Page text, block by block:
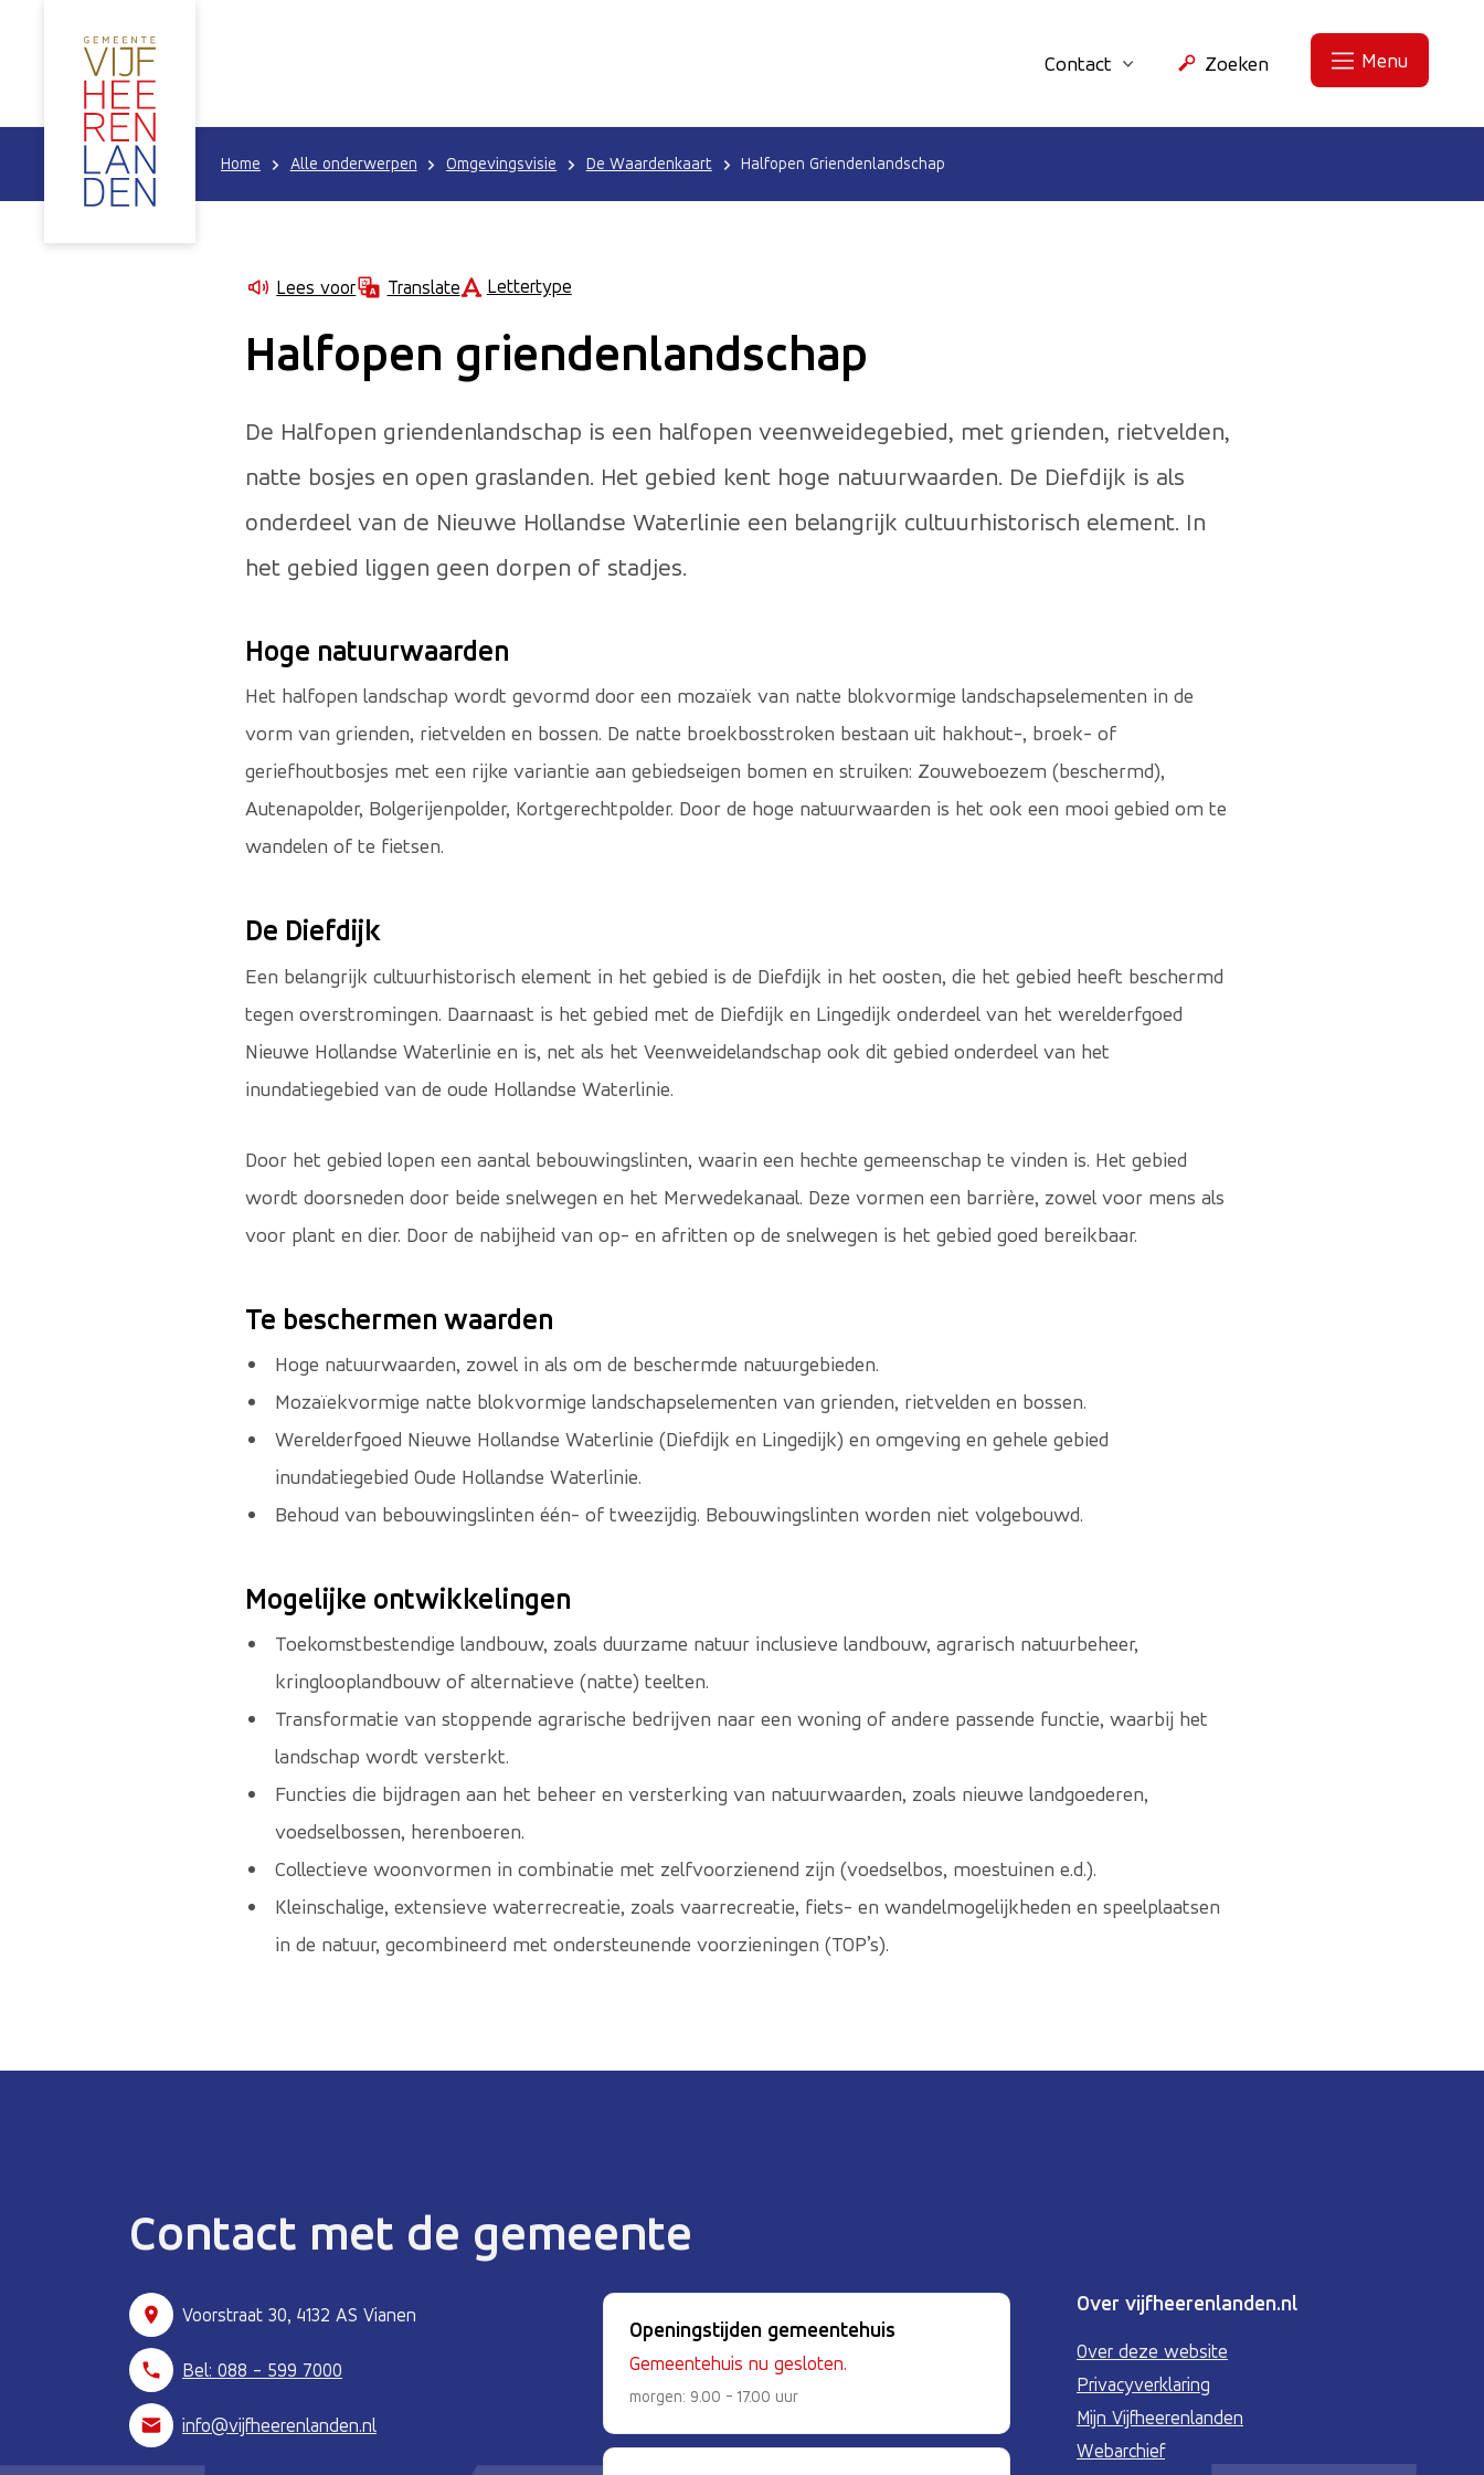
Contact Zoeken Menu
Home Alle onderwerpen Omgevingsvisie De Waardenkaart Halfopen Griendenlandschap
Lees voor Translate Lettertype
Halfopen griendenlandschap
De Halfopen griendenlandschap is een halfopen veenweidegebied, met grienden, rietvelden,
natte bosjes en open graslanden. Het gebied kent hoge natuurwaarden. De Diefdijk is als
onderdeel van de Nieuwe Hollandse Waterlinie een belangrijk cultuurhistorisch element. In
het gebied liggen geen dorpen of stadjes.
Hoge natuurwaarden
Het halfopen landschap wordt gevormd door een mozaïek van natte blokvormige landschapselementen in de
vorm van grienden, rietvelden en bossen. De natte broekbosstroken bestaan uit hakhout-, broek- of
geriefhoutbosjes met een rijke variantie aan gebiedseigen bomen en struiken: Zouweboezem (beschermd),
Autenapolder, Bolgerijenpolder, Kortgerechtpolder. Door de hoge natuurwaarden is het ook een mooi gebied om te
wandelen of te fietsen.
De Diefdijk
Een belangrijk cultuurhistorisch element in het gebied is de Diefdijk in het oosten, die het gebied heeft beschermd
tegen overstromingen. Daarnaast is het gebied met de Diefdijk en Lingedijk onderdeel van het werelderfgoed
Nieuwe Hollandse Waterlinie en is, net als het Veenweidelandschap ook dit gebied onderdeel van het
inundatiegebied van de oude Hollandse Waterlinie.
Door het gebied lopen een aantal bebouwingslinten, waarin een hechte gemeenschap te vinden is. Het gebied
wordt doorsneden door beide snelwegen en het Merwedekanaal. Deze vormen een barrière, zowel voor mens als
voor plant en dier. Door de nabijheid van op- en afritten op de snelwegen is het gebied goed bereikbaar.
Te beschermen waarden
Hoge natuurwaarden, zowel in als om de beschermde natuurgebieden.
Mozaïekvormige natte blokvormige landschapselementen van grienden, rietvelden en bossen.
Werelderfgoed Nieuwe Hollandse Waterlinie (Diefdijk en Lingedijk) en omgeving en gehele gebied
inundatiegebied Oude Hollandse Waterlinie.
Behoud van bebouwingslinten één- of tweezijdig. Bebouwingslinten worden niet volgebouwd.
Mogelijke ontwikkelingen
Toekomstbestendige landbouw, zoals duurzame natuur inclusieve landbouw, agrarisch natuurbeheer,
kringlooplandbouw of alternatieve (natte) teelten.
Transformatie van stoppende agrarische bedrijven naar een woning of andere passende functie, waarbij het
landschap wordt versterkt.
Functies die bijdragen aan het beheer en versterking van natuurwaarden, zoals nieuwe landgoederen,
voedselbossen, herenboeren.
Collectieve woonvormen in combinatie met zelfvoorzienend zijn (voedselbos, moestuinen e.d.).
Kleinschalige, extensieve waterrecreatie, zoals vaarrecreatie, fiets- en wandelmogelijkheden en speelplaatsen
in de natuur, gecombineerd met ondersteunende voorzieningen (TOP’s).
Contact met de gemeente
Voorstraat 30, 4132 AS Vianen
Bel: 088 - 599 7000
info@vijfheerenlanden.nl
Openingstijden gemeentehuis
Gemeentehuis nu gesloten.
morgen: 9.00 - 17.00 uur
Over vijfheerenlanden.nl
Over deze website
Privacyverklaring
Mijn Vijfheerenlanden
Webarchief